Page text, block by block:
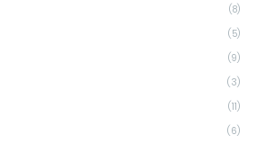
(8)
(5)
(9)
(3)
(11)
(6)